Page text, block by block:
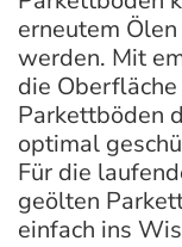
erneutem
werden. Mit
die
Parkettböden
optimal
Für die
geölten
einfach ins